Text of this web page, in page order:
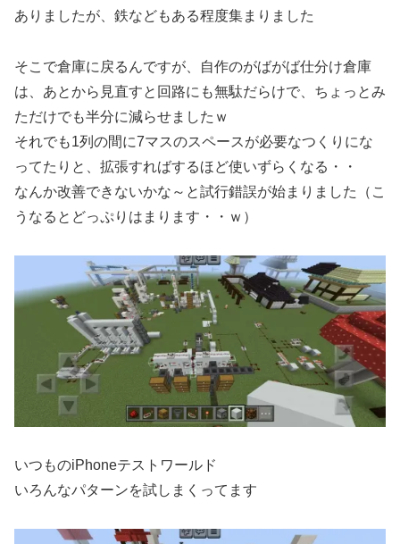
ありましたが、鉄などもある程度集まりました
そこで倉庫に戻るんですが、自作のがばがば仕分け倉庫
は、あとから見直すと回路にも無駄だらけで、ちょっとみ
ただけでも半分に減らせましたｗ
それでも1列の間に7マスのスペースが必要なつくりにな
ってたりと、拡張すればするほど使いずらくなる・・
なんか改善できないかな～と試行錯誤が始まりました（こ
うなるとどっぷりはまります・・ｗ）
いつものiPhoneテストワールド
いろんなパターンを試しまくってます